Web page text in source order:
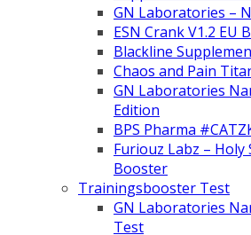
GN Laboratories –
ESN Crank V1.2 EU
Blackline
Chaos and Pain
GN Laboratories
Edition
BPS Pharma
Furiouz Labz – Holy
Booster
Trainingsbooster Test
GN Laboratories
Test